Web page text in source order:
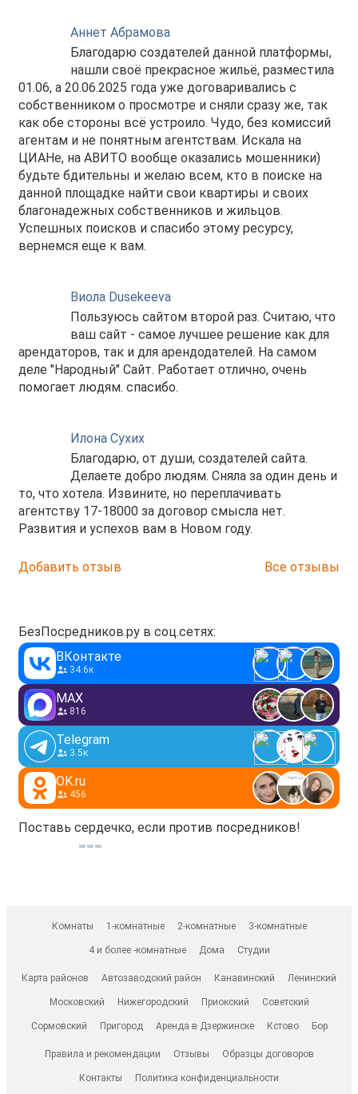
Аннет Абрамова
Благодарю создателей данной платформы,
нашли своё прекрасное жильё, разместила
01.06, а 20.06.2025 года уже договаривались с
собственником о просмотре и сняли сразу же, так
как обе стороны всё устроило. Чудо, без комиссий
агентам и не понятным агентствам. Искала на
ЦИАНе, на АВИТО вообще оказались мошенники)
будьте бдительны и желаю всем, кто в поиске на
данной площадке найти свои квартиры и своих
благонадежных собственников и жильцов.
Успешных поисков и спасибо этому ресурсу,
вернемся еще к вам.
Виола Dusekeeva
Пользуюсь сайтом второй раз. Считаю, что
ваш сайт - самое лучшее решение как для
арендаторов, так и для арендодателей. На самом
деле "Народный" Сайт. Работает отлично, очень
помогает людям. спасибо.
Илона Сухих
Благодарю, от души, создателей сайта.
Делаете добро людям. Сняла за один день и
то, что хотела. Извините, но переплачивать
агентству 17-18000 за договор смысла нет.
Развития и успехов вам в Новом году.
Добавить отзыв Все отзывы
БезПосредников.ру в соц.сетях:
ВКонтакте
34.6к
MAX
816
Telegram
3.5к
OK.ru
456
Поставь сердечко, если против посредников!
Комнаты 1-комнатные 2-комнатные 3-комнатные
4 и более -комнатные Дома Студии
Карта районов Автозаводский район Канавинский Ленинский
Московский Нижегородский Приокский Советский
Сормовский Пригород Аренда в Дзержинске Кстово Бор
Правила и рекомендации Отзывы Образцы договоров
Контакты Политика конфиденциальности